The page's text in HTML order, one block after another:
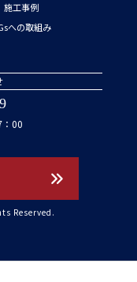
施工事例
への取組み
：00
Reserved.